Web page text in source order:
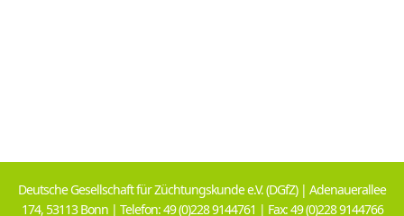
Deutsche Gesellschaft für Züchtungskunde e.V. (DGfZ) | Adenauerallee
174, 53113 Bonn | Telefon: 49 (0)228 9144761 | Fax: 49 (0)228 9144766